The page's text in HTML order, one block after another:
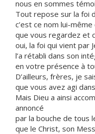
nous en sommes
Tout repose sur la foi
c’est ce nom lui-
que vous regardez et
oui, la foi qui vient par
l’a rétabli dans son
en votre présence à
D’ailleurs, frères, je
que vous avez agi
Mais Dieu a ainsi
annoncé
par la bouche de tous
que le Christ, son